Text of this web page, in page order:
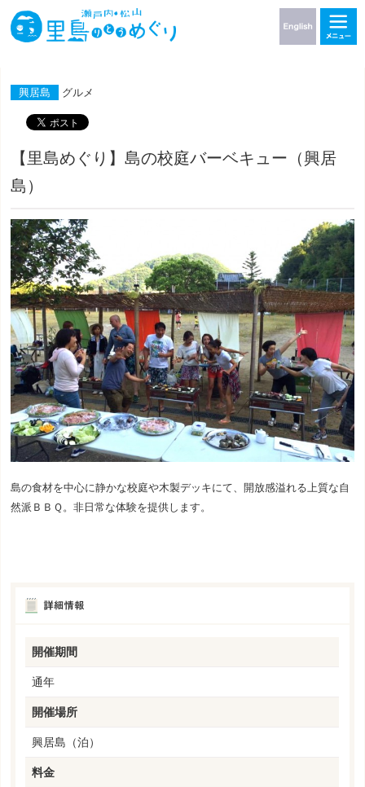
興居島 グルメ
【里島めぐり】島の校庭バーベキュー（興居
島）
島の食材を中心に静かな校庭や木製デッキにて、開放感溢れる上質な自
然派ＢＢＱ。非日常な体験を提供します。
開催期間
通年
開催場所
興居島（泊）
料金